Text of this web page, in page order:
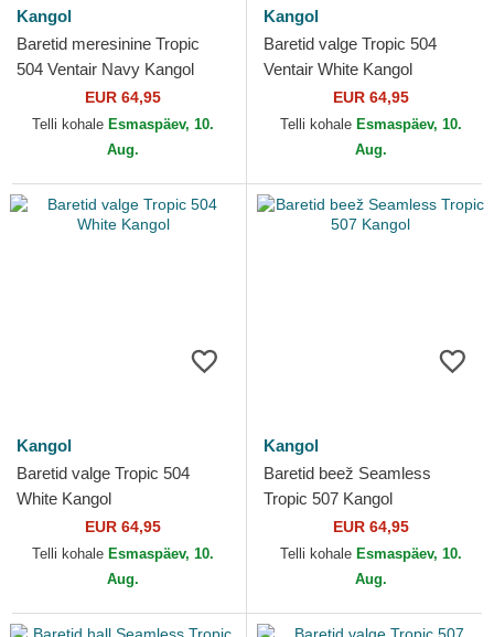
Kangol
Baretid meresinine Tropic
504 Ventair Navy Kangol
EUR 64,95
Telli kohale Esmaspäev, 10.
Aug.
Kangol
Baretid valge Tropic 504
Ventair White Kangol
EUR 64,95
Telli kohale Esmaspäev, 10.
Aug.
Kangol
Baretid valge Tropic 504
White Kangol
EUR 64,95
Telli kohale Esmaspäev, 10.
Aug.
Kangol
Baretid beež Seamless
Tropic 507 Kangol
EUR 64,95
Telli kohale Esmaspäev, 10.
Aug.